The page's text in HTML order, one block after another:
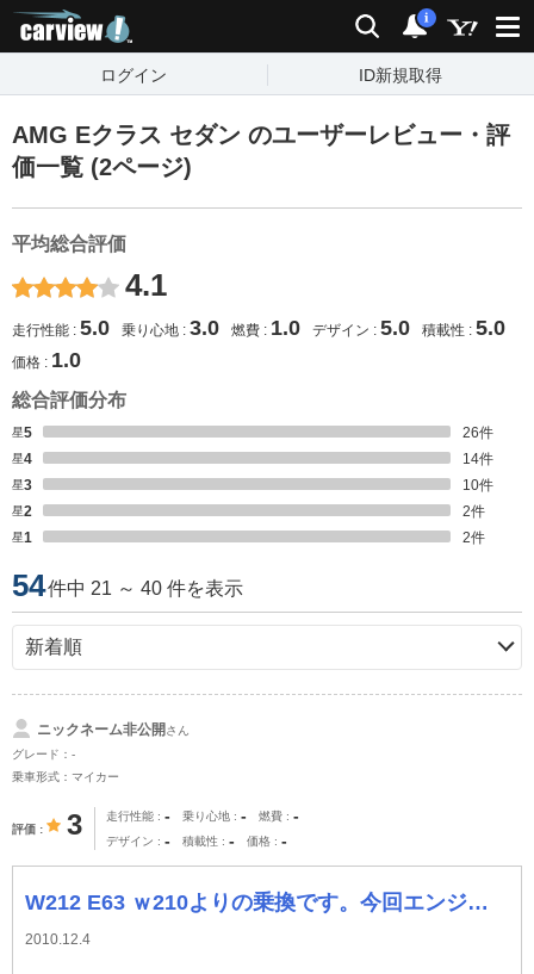
検索 通知
i
ログイン ID新規取得
AMG Eクラス セダン のユーザーレビュー・評
価一覧 (2ページ)
平均総合評価
4.1
走行性能 5.0 乗り心地 3.0 燃費 1.0 デザイン 5.0 積載性 5.0
価格 1.0
総合評価分布
星5 26件
星4
14件
星3
10件
星2
2件
星1
2件
54件中 21 ～ 40 件を表示
ニックネーム非公開さん
グレード：-
乗車形式：マイカー
評価 3 走行性能 - 乗り心地 - 燃費 -
デザイン - 積載性 - 価格 -
W212 E63 ｗ210よりの乗換です。今回エンジンよりもMCTに興味があり乗換ました。動力性能は、6気筒かと思うぐらいの吹きあがりと、トルク感を呈
2010.12.4